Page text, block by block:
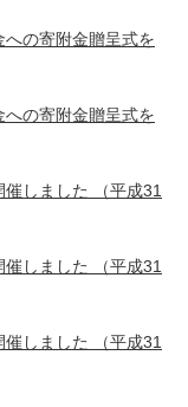
の寄附金贈呈式を
の寄附金贈呈式を
しました
（平成31
しました
（平成31
しました
（平成31